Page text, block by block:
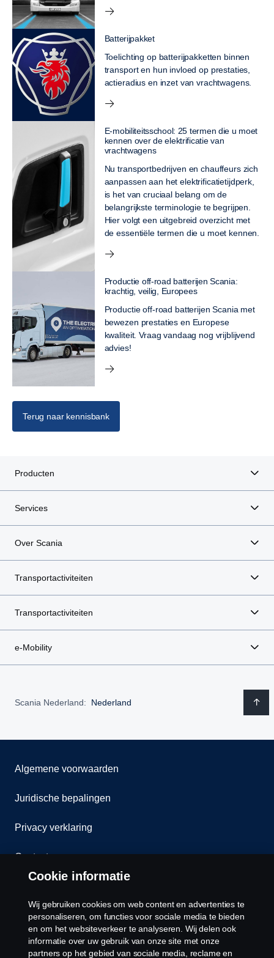
Batterijpakket
Toelichting op batterijpakketten binnen
transport en hun invloed op prestaties,
actieradius en inzet van vrachtwagens.
E-mobiliteitsschool: 25 termen die u moet
kennen over de elektrificatie van
vrachtwagens
Nu transportbedrijven en chauffeurs zich
aanpassen aan het elektrificatietijdperk,
is het van cruciaal belang om de
belangrijkste terminologie te begrijpen.
Hier volgt een uitgebreid overzicht met
de essentiële termen die u moet kennen.
Productie off-road batterijen Scania:
krachtig, veilig, Europees
Productie off-road batterijen Scania met
bewezen prestaties en Europese
kwaliteit. Vraag vandaag nog vrijblijvend
advies!
Terug naar kennisbank
Producten
Services
Over Scania
Transportactiviteiten
Transportactiviteiten
e-Mobility
Scania Nederland: Nederland
Algemene voorwaarden
Juridische bepalingen
Privacy verklaring
Contact
Cookiebeleid
Cookies
Cookie informatie
Wij gebruiken cookies om web content en advertenties te
personaliseren, om functies voor sociale media te bieden
en om het websiteverkeer te analyseren. Wij delen ook
informatie over uw gebruik van onze site met onze
partners op het gebied van sociale media, reclame en